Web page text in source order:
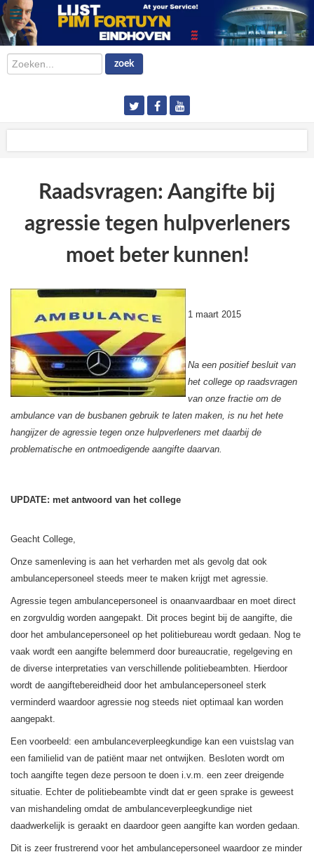
Zoeken... zoek
Raadsvragen: Aangifte bij
agressie tegen hulpverleners
moet beter kunnen!
1 maart 2015
Na een positief besluit van
het college op raadsvragen
van onze fractie om de
ambulance van de busbanen gebruik te laten maken, is nu het hete
hangijzer de agressie tegen onze hulpverleners met daarbij de
problematische en ontmoedigende aangifte daarvan.
UPDATE: met antwoord van het college
Geacht College,
Onze samenleving is aan het verharden met als gevolg dat ook
ambulancepersoneel steeds meer te maken krijgt met agressie.
Agressie tegen ambulancepersoneel is onaanvaardbaar en moet direct
en zorgvuldig worden aangepakt. Dit proces begint bij de aangifte, die
door het ambulancepersoneel op het politiebureau wordt gedaan. Nog te
vaak wordt een aangifte belemmerd door bureaucratie, regelgeving en
de diverse interpretaties van verschillende politiebeambten. Hierdoor
wordt de aangiftebereidheid door het ambulancepersoneel sterk
verminderd waardoor agressie nog steeds niet optimaal kan worden
aangepakt.
Een voorbeeld: een ambulanceverpleegkundige kan een vuistslag van
een familielid van de patiënt maar net ontwijken. Besloten wordt om
toch aangifte tegen deze persoon te doen i.v.m. een zeer dreigende
situatie. Echter de politiebeambte vindt dat er geen sprake is geweest
van mishandeling omdat de ambulanceverpleegkundige niet
daadwerkelijk is geraakt en daardoor geen aangifte kan worden gedaan.
Dit is zeer frustrerend voor het ambulancepersoneel waardoor ze minder